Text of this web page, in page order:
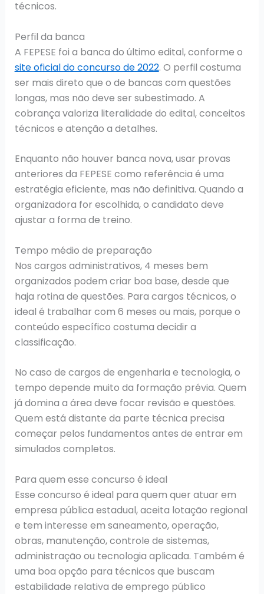
técnicos.
Perfil da banca
A FEPESE foi a banca do último edital, conforme o
site oficial do concurso de 2022. O perfil costuma
ser mais direto que o de bancas com questões
longas, mas não deve ser subestimado. A
cobrança valoriza literalidade do edital, conceitos
técnicos e atenção a detalhes.
Enquanto não houver banca nova, usar provas
anteriores da FEPESE como referência é uma
estratégia eficiente, mas não definitiva. Quando a
organizadora for escolhida, o candidato deve
ajustar a forma de treino.
Tempo médio de preparação
Nos cargos administrativos, 4 meses bem
organizados podem criar boa base, desde que
haja rotina de questões. Para cargos técnicos, o
ideal é trabalhar com 6 meses ou mais, porque o
conteúdo específico costuma decidir a
classificação.
No caso de cargos de engenharia e tecnologia, o
tempo depende muito da formação prévia. Quem
já domina a área deve focar revisão e questões.
Quem está distante da parte técnica precisa
começar pelos fundamentos antes de entrar em
simulados completos.
Para quem esse concurso é ideal
Esse concurso é ideal para quem quer atuar em
empresa pública estadual, aceita lotação regional
e tem interesse em saneamento, operação,
obras, manutenção, controle de sistemas,
administração ou tecnologia aplicada. Também é
uma boa opção para técnicos que buscam
estabilidade relativa de emprego público